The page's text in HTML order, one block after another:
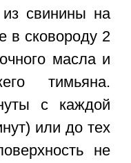
свинины на
в сковороду 2
масла и
тимьяна.
с каждой
или до тех
не